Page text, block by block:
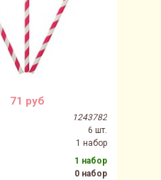
71 руб
1243782
6 шт.
1 набор
1 набор
0 набор